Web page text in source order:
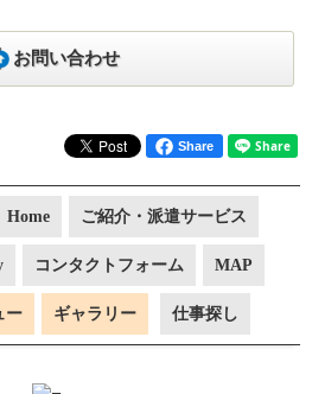
お問い合わせ
Share
Home ご紹介・派遣サービス
コンタクトフォーム MAP
ー ギャラリー 仕事探し